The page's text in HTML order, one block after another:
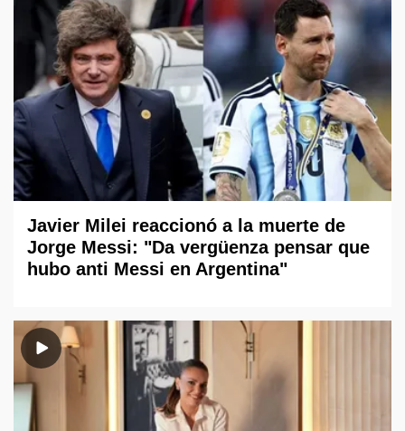
Javier Milei reaccionó a la muerte de
Jorge Messi: "Da vergüenza pensar que
hubo anti Messi en Argentina"